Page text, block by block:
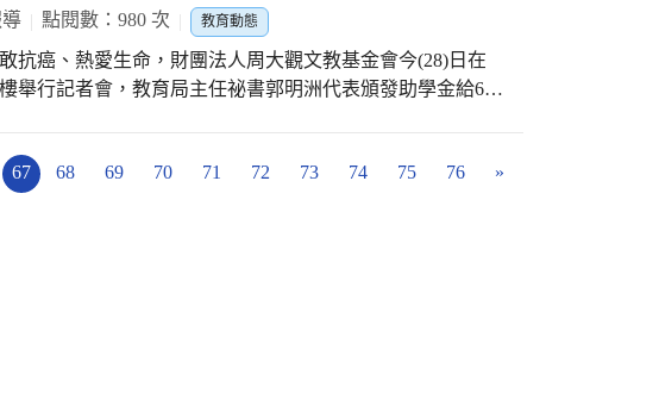
助款由市府編列預算執行。 蔣局長指出，重建的
通教室、行政辦公室及視廳教室共24間教室，建築師融入在
理念，顏色多彩繽紛，有稻田綠、韭菜黃、蘿蔔白、晚霞
環境與校園的情感認同，提供現代化教學場域，與方便舒
教育局的支持、地方人士的關心、民意代表的協助，讓新
也期許新校舍為清水國中注入全新生命活力，提供優質良
互動表演外，也結合梧棲在地特色，邀請頂寮社區、梧棲
隊表演，野餐日的設計符合市長盧秀燕重視的家庭教育推
會享受大自然的美好，更是希望透過這樣的活動，增進家
共享野餐的樂趣！ 此外，現場提供多項體驗互動區域，包
中學習新知識，這些體驗活動均開放現場報名，另外還有
餐」、「把”耶”比起來！回憶留下來」及「親愛的___，我
點閱數：980 次 教育動態
抗癌、熱愛生命，財團法人周大觀文教基金會今(28)日在
舉行記者會，教育局主任祕書郭明洲代表頒發助學金給6位
小勇士--王羿傑、力行國小血癌獨眼繪畫天使--謝蕎妁、大
67 68 69 70 71 72 73 74 75 76 »